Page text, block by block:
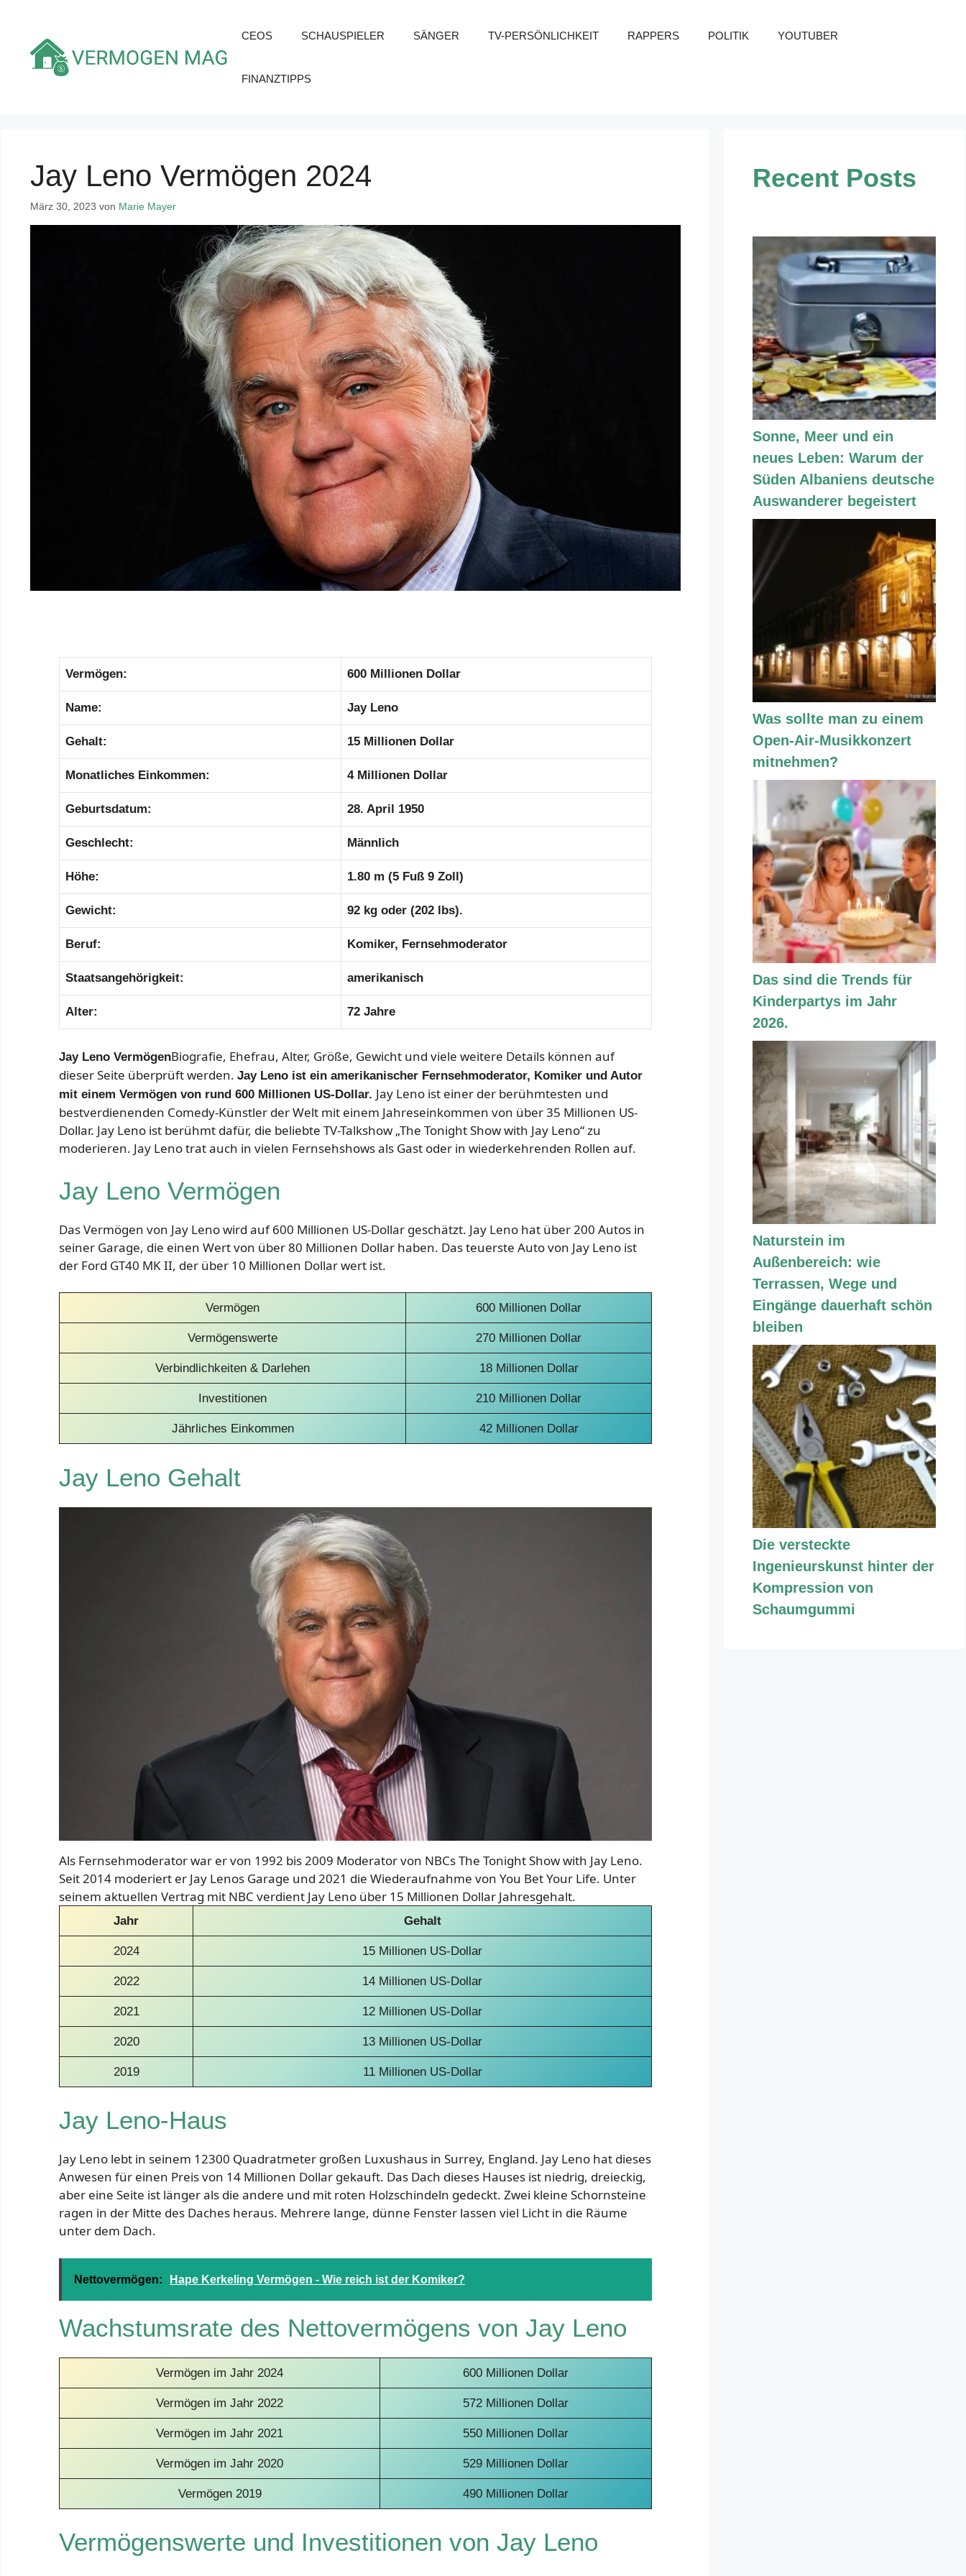
springen
CEOS SCHAUSPIELER SÄNGER TV-PERSÖNLICHKEIT RAPPERS POLITIK YOUTUBER
FINANZTIPPS
Jay Leno Vermögen 2024
März 30, 2023 von Marie Mayer
Vermögen: 600 Millionen Dollar
Name: Jay Leno
Gehalt: 15 Millionen Dollar
Monatliches Einkommen: 4 Millionen Dollar
Geburtsdatum: 28. April 1950
Geschlecht: Männlich
Höhe: 1.80 m (5 Fuß 9 Zoll)
Gewicht: 92 kg oder (202 lbs).
Beruf: Komiker, Fernsehmoderator
Staatsangehörigkeit: amerikanisch
Alter: 72 Jahre
Jay Leno VermögenBiografie, Ehefrau, Alter, Größe, Gewicht und viele weitere Details können auf
dieser Seite überprüft werden. Jay Leno ist ein amerikanischer Fernsehmoderator, Komiker und Autor
mit einem Vermögen von rund 600 Millionen US-Dollar. Jay Leno ist einer der berühmtesten und
bestverdienenden Comedy-Künstler der Welt mit einem Jahreseinkommen von über 35 Millionen US-
Dollar. Jay Leno ist berühmt dafür, die beliebte TV-Talkshow „The Tonight Show with Jay Leno“ zu
moderieren. Jay Leno trat auch in vielen Fernsehshows als Gast oder in wiederkehrenden Rollen auf.
Jay Leno Vermögen
Das Vermögen von Jay Leno wird auf 600 Millionen US-Dollar geschätzt. Jay Leno hat über 200 Autos in
seiner Garage, die einen Wert von über 80 Millionen Dollar haben. Das teuerste Auto von Jay Leno ist
der Ford GT40 MK II, der über 10 Millionen Dollar wert ist.
Vermögen 600 Millionen Dollar
Vermögenswerte 270 Millionen Dollar
Verbindlichkeiten & Darlehen 18 Millionen Dollar
Investitionen 210 Millionen Dollar
Jährliches Einkommen 42 Millionen Dollar
Jay Leno Gehalt
Als Fernsehmoderator war er von 1992 bis 2009 Moderator von NBCs The Tonight Show with Jay Leno.
Seit 2014 moderiert er Jay Lenos Garage und 2021 die Wiederaufnahme von You Bet Your Life. Unter
seinem aktuellen Vertrag mit NBC verdient Jay Leno über 15 Millionen Dollar Jahresgehalt.
Jahr Gehalt
2024 15 Millionen US-Dollar
2022 14 Millionen US-Dollar
2021 12 Millionen US-Dollar
2020 13 Millionen US-Dollar
2019 11 Millionen US-Dollar
Jay Leno-Haus
Jay Leno lebt in seinem 12300 Quadratmeter großen Luxushaus in Surrey, England. Jay Leno hat dieses
Anwesen für einen Preis von 14 Millionen Dollar gekauft. Das Dach dieses Hauses ist niedrig, dreieckig,
aber eine Seite ist länger als die andere und mit roten Holzschindeln gedeckt. Zwei kleine Schornsteine ​​
ragen in der Mitte des Daches heraus. Mehrere lange, dünne Fenster lassen viel Licht in die Räume
unter dem Dach.
Nettovermögen: Hape Kerkeling Vermögen - Wie reich ist der Komiker?
Wachstumsrate des Nettovermögens von Jay Leno
Vermögen im Jahr 2024 600 Millionen Dollar
Vermögen im Jahr 2022 572 Millionen Dollar
Vermögen im Jahr 2021 550 Millionen Dollar
Vermögen im Jahr 2020 529 Millionen Dollar
Vermögen 2019 490 Millionen Dollar
Vermögenswerte und Investitionen von Jay Leno
Recent Posts
Sonne, Meer und ein
neues Leben: Warum der
Süden Albaniens deutsche
Auswanderer begeistert
Was sollte man zu einem
Open-Air-Musikkonzert
mitnehmen?
Das sind die Trends für
Kinderpartys im Jahr
2026.
Naturstein im
Außenbereich: wie
Terrassen, Wege und
Eingänge dauerhaft schön
bleiben
Die versteckte
Ingenieurskunst hinter der
Kompression von
Schaumgummi